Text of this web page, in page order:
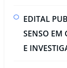
EDITAL
SENSO EM
E